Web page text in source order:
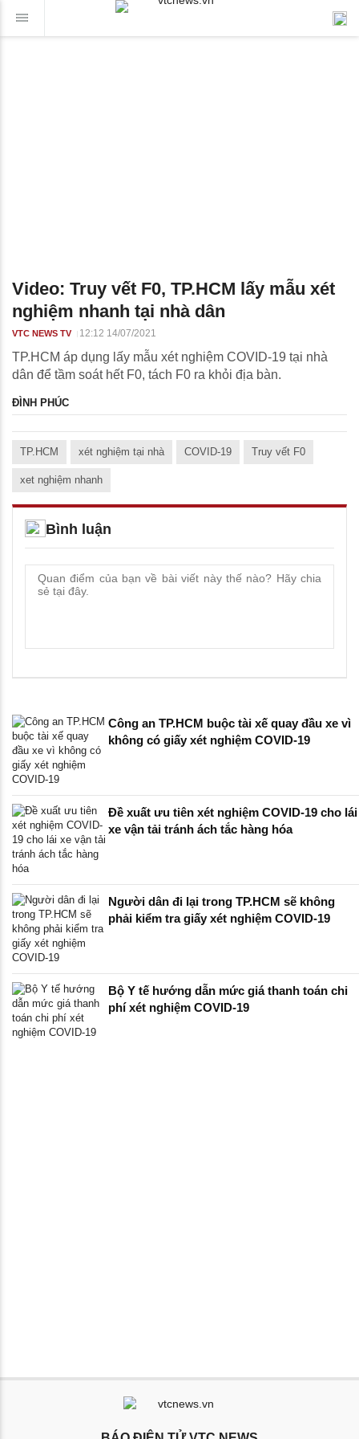
Video: Truy vết F0, TP.HCM lấy mẫu xét
nghiệm nhanh tại nhà dân
VTC NEWS TV 12:12 14/07/2021
TP.HCM áp dụng lấy mẫu xét nghiệm COVID-19 tại nhà
dân để tầm soát hết F0, tách F0 ra khỏi địa bàn.
ĐÌNH PHÚC
TP.HCM xét nghiệm tại nhà COVID-19 Truy vết F0
xet nghiệm nhanh
Bình luận
Công an TP.HCM buộc tài xế quay đầu xe vì
không có giấy xét nghiệm COVID-19
Đề xuất ưu tiên xét nghiệm COVID-19 cho lái
xe vận tải tránh ách tắc hàng hóa
Người dân đi lại trong TP.HCM sẽ không
phải kiểm tra giấy xét nghiệm COVID-19
Bộ Y tế hướng dẫn mức giá thanh toán chi
phí xét nghiệm COVID-19